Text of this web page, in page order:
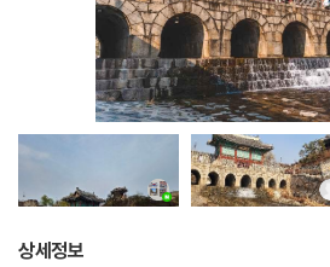
상세정보